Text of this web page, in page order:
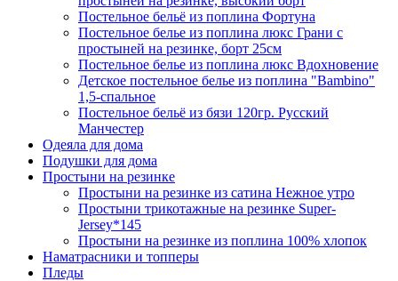
Постельное бельё из поплина Фортуна
Постельное белье из поплина люкс Грани с
простыней на резинке, борт 25см
Постельное белье из поплина люкс Вдохновение
Детское постельное белье из поплина "Bambino"
1,5-спальное
Постельное бельё из бязи 120гр. Русский
Манчестер
Одеяла для дома
Подушки для дома
Простыни на резинке
Простыни на резинке из сатина Нежное утро
Простыни трикотажные на резинке Super-
Jersey*145
Простыни на резинке из поплина 100% хлопок
Наматрасники и топперы
Пледы